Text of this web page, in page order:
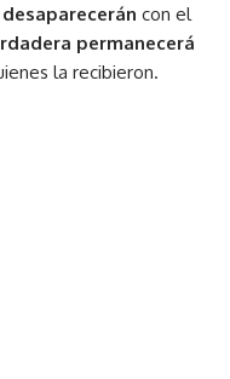
con el
permanecerá
la recibieron.